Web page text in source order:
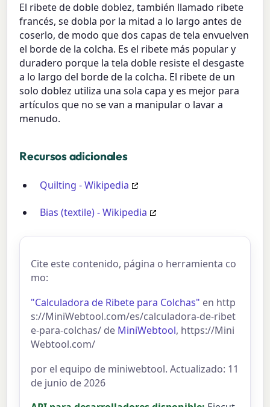
El ribete de doble doblez, también llamado ribete
francés, se dobla por la mitad a lo largo antes de
coserlo, de modo que dos capas de tela envuelven
el borde de la colcha. Es el ribete más popular y
duradero porque la tela doble resiste el desgaste
a lo largo del borde de la colcha. El ribete de un
solo doblez utiliza una sola capa y es mejor para
artículos que no se van a manipular o lavar a
menudo.
Recursos adicionales
Quilting - Wikipedia
Bias (textile) - Wikipedia
Cite este contenido, página o herramienta co
mo:
"Calculadora de Ribete para Colchas" en http
s://MiniWebtool.com/es/calculadora-de-ribet
e-para-colchas/ de MiniWebtool, https://Mini
Webtool.com/
por el equipo de miniwebtool. Actualizado: 11
de junio de 2026